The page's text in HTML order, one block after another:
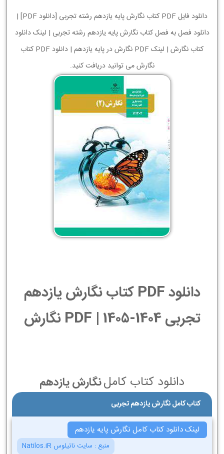
دانلود فایل PDF کتاب نگارش پایه یازدهم رشته تجربی [دانلود PDF] |
دانلود فصل به فصل کتاب نگارش پایه یازدهم رشته تجربی | لینک دانلود
کتاب نگارش | لینک PDF نگارش در پایه یازدهم | دانلود PDF کتاب
نگارش می توانید دریافت کنید.
دانلود PDF کتاب نگارش یازدهم
تجربی 1404-1405 | PDF نگارش
دانلود کتاب کاملنگارش یازدهم
کتاب کامل نگارش یازدهم تجربی
لینک دانلود کتاب کامل نگارش پایه یازدهم
منبع : سایت ناتیلوس Natilos.iR